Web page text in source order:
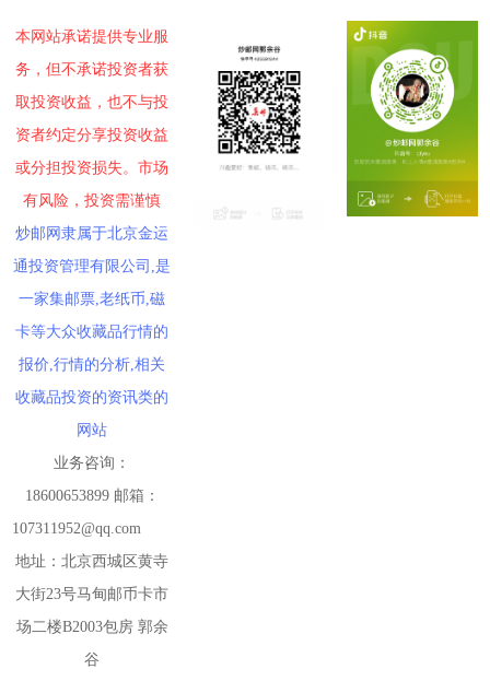
本网站承诺提供专业服
务，但不承诺投资者获
取投资收益，也不与投
资者约定分享投资收益
或分担投资损失。市场
有风险，投资需谨慎
炒邮网隶属于北京金运
通投资管理有限公司,是
一家集邮票,老纸币,磁
卡等大众收藏品行情的
报价,行情的分析,相关
收藏品投资的资讯类的
网站
业务咨询：
18600653899 邮箱：
107311952@qq.com
地址：北京西城区黄寺
大街23号马甸邮币卡市
场二楼B2003包房 郭余
谷